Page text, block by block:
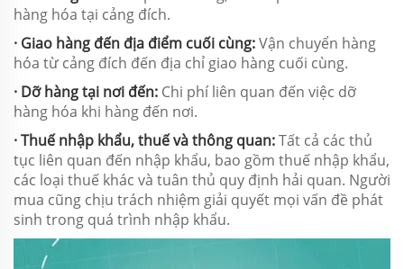
hàng hóa tại cảng đích.
· Giao hàng đến địa điểm cuối cùng:Vận chuyển hàng
hóa từ cảng đích đến địa chỉ giao hàng cuối cùng.
· Dỡ hàng tại nơi đến: Chi phí liên quan đến việc dỡ
hàng hóa khi hàng đến nơi.
· Thuế nhập khẩu, thuế và thông quan:Tất cả các thủ
tục liên quan đến nhập khẩu, bao gồm thuế nhập khẩu,
các loại thuế khác và tuân thủ quy định hải quan. Người
mua cũng chịu trách nhiệm giải quyết mọi vấn đề phát
sinh trong quá trình nhập khẩu.